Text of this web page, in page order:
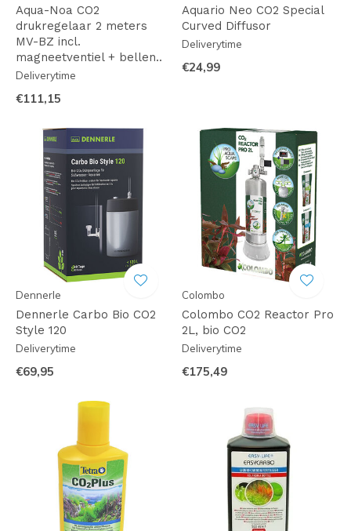
Aqua-Noa CO2
drukregelaar 2 meters
MV-BZ incl.
magneetventiel + bellen..
Deliverytime
€111,15
Aquario Neo CO2 Special
Curved Diffusor
Deliverytime
€24,99
Dennerle
Dennerle Carbo Bio CO2
Style 120
Deliverytime
€69,95
Colombo
Colombo CO2 Reactor Pro
2L, bio CO2
Deliverytime
€175,49